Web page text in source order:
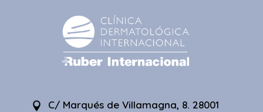
C/ Marqués de Villamagna, 8. 28001